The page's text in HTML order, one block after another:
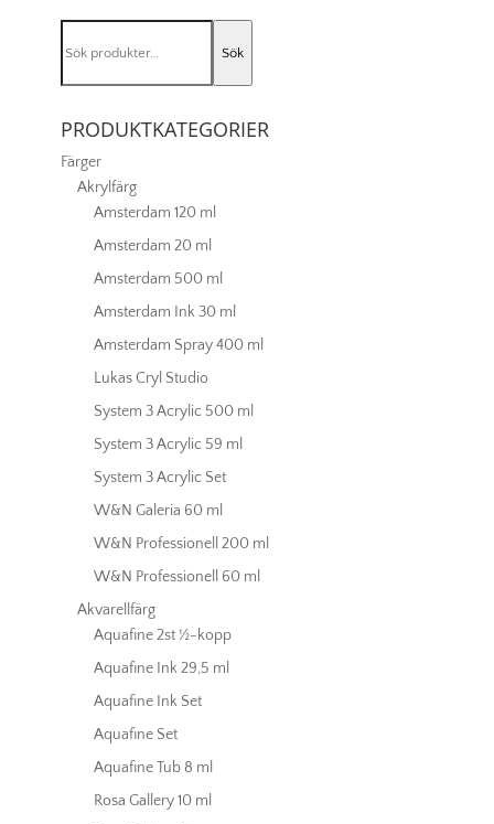
Royal
Brown
efter:
Sök
PRODUKTKATEGORIER
Färger
Akrylfärg
Amsterdam 120 ml
Amsterdam 20 ml
Amsterdam 500 ml
Amsterdam Ink 30 ml
Amsterdam Spray 400 ml
Lukas Cryl Studio
System 3 Acrylic 500 ml
System 3 Acrylic 59 ml
System 3 Acrylic Set
W&N Galeria 60 ml
W&N Professionell 200 ml
W&N Professionell 60 ml
Akvarellfärg
Aquafine 2st ½-kopp
Aquafine Ink 29,5 ml
Aquafine Ink Set
Aquafine Set
Aquafine Tub 8 ml
Rosa Gallery 10 ml